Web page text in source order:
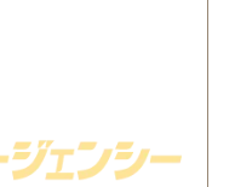
必要な不倫の証拠も手に
れることができました。